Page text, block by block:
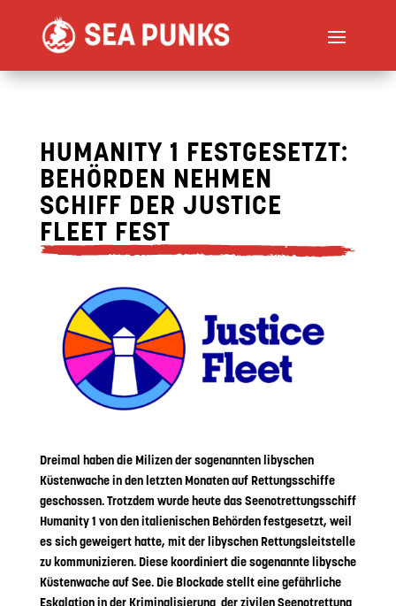
HUMANITY 1 FESTGESETZT:
BEHÖRDEN NEHMEN
SCHIFF DER JUSTICE
FLEET FEST
Dreimal haben die Milizen der sogenannten libyschen
Küstenwache in den letzten Monaten auf Rettungsschiffe
geschossen. Trotzdem wurde heute das Seenotrettungsschiff
Humanity 1 von den italienischen Behörden festgesetzt, weil
es sich geweigert hatte, mit der libyschen Rettungsleitstelle
zu kommunizieren. Diese koordiniert die sogenannte libysche
Küstenwache auf See. Die Blockade stellt eine gefährliche